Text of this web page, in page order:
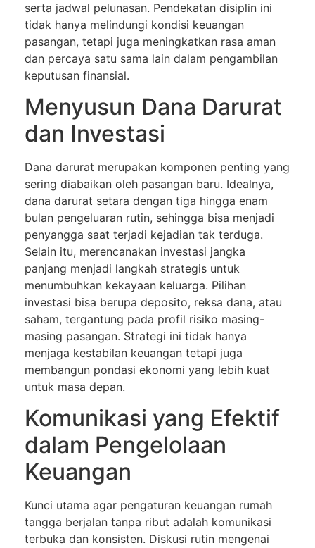
serta jadwal pelunasan. Pendekatan disiplin ini
tidak hanya melindungi kondisi keuangan
pasangan, tetapi juga meningkatkan rasa aman
dan percaya satu sama lain dalam pengambilan
keputusan finansial.
Menyusun Dana Darurat
dan Investasi
Dana darurat merupakan komponen penting yang
sering diabaikan oleh pasangan baru. Idealnya,
dana darurat setara dengan tiga hingga enam
bulan pengeluaran rutin, sehingga bisa menjadi
penyangga saat terjadi kejadian tak terduga.
Selain itu, merencanakan investasi jangka
panjang menjadi langkah strategis untuk
menumbuhkan kekayaan keluarga. Pilihan
investasi bisa berupa deposito, reksa dana, atau
saham, tergantung pada profil risiko masing-
masing pasangan. Strategi ini tidak hanya
menjaga kestabilan keuangan tetapi juga
membangun pondasi ekonomi yang lebih kuat
untuk masa depan.
Komunikasi yang Efektif
dalam Pengelolaan
Keuangan
Kunci utama agar pengaturan keuangan rumah
tangga berjalan tanpa ribut adalah komunikasi
terbuka dan konsisten. Diskusi rutin mengenai